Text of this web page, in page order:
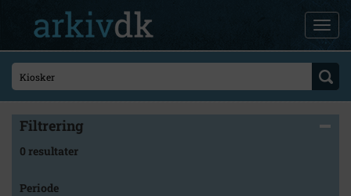
Filtrering
0 resultater
Periode